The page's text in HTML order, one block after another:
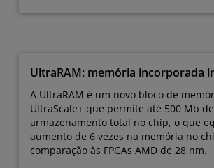
UltraRAM: memória incorporada
A UltraRAM é um novo bloco de
UltraScale+ que permite até 500 Mb de
armazenamento total no chip, o que
aumento de 6 vezes na memória no
comparação às FPGAs AMD de 28 nm.